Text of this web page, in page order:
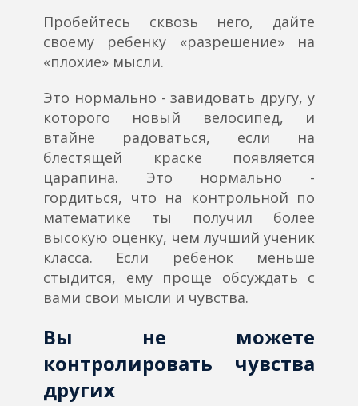
Пробейтесь сквозь него, дайте
своему ребенку «разрешение» на
«плохие» мысли.
Это нормально - завидовать другу, у
которого новый велосипед, и
втайне радоваться, если на
блестящей краске появляется
царапина. Это нормально -
гордиться, что на контрольной по
математике ты получил более
высокую оценку, чем лучший ученик
класса. Если ребенок меньше
стыдится, ему проще обсуждать с
вами свои мысли и чувства.
Вы не можете
контролировать чувства
других